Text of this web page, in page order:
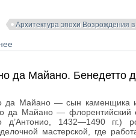
Архитектура эпохи Возрождения
да Майано. Бенедетто
да Майано — сын каменщика
да Майано — флорентийский
д’Антонио, 1432—1490
мастерской, где